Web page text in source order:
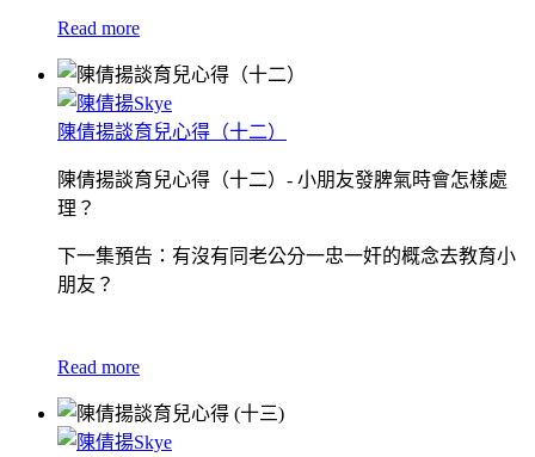
Read more
陳倩揚談育兒心得（十二）
陳倩揚談育兒心得（十二）- 小朋友發脾氣時會怎樣處
理？
下一集預告：有沒有同老公分一忠一奸的概念去教育小
朋友？
Read more